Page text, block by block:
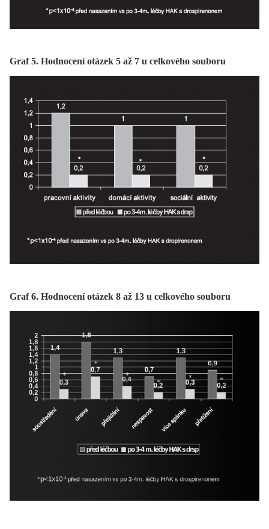
Graf 5. Hodnocení otázek 5 až 7 u celkového souboru
Graf 6. Hodnocení otázek 8 až 13 u celkového souboru